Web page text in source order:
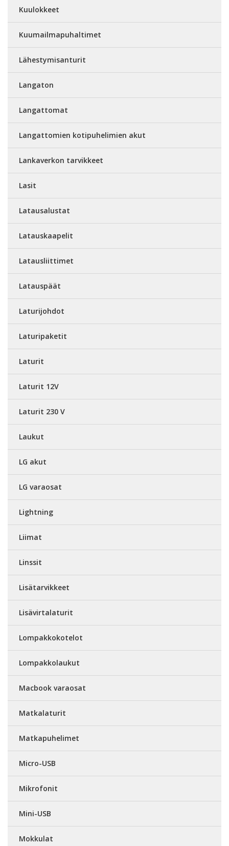
Kuulokkeet
Kuumailmapuhaltimet
Lähestymisanturit
Langaton
Langattomat
Langattomien kotipuhelimien akut
Lankaverkon tarvikkeet
Lasit
Latausalustat
Latauskaapelit
Latausliittimet
Latauspäät
Laturijohdot
Laturipaketit
Laturit
Laturit 12V
Laturit 230 V
Laukut
LG akut
LG varaosat
Lightning
Liimat
Linssit
Lisätarvikkeet
Lisävirtalaturit
Lompakkokotelot
Lompakkolaukut
Macbook varaosat
Matkalaturit
Matkapuhelimet
Micro-USB
Mikrofonit
Mini-USB
Mokkulat